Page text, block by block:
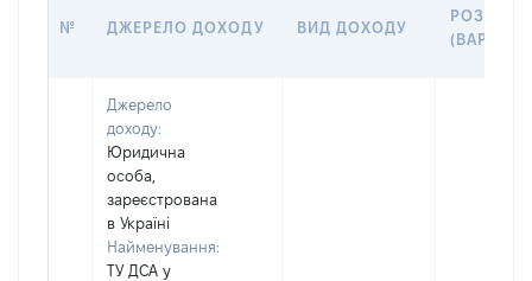
№ ДЖЕРЕЛО ДОХОДУ ВИД ДОХОДУ
РОЗМІР
Джерело
доходу:
Юридична
особа,
зареєстрована
в Україні
Найменування:
ТУ ДСА у